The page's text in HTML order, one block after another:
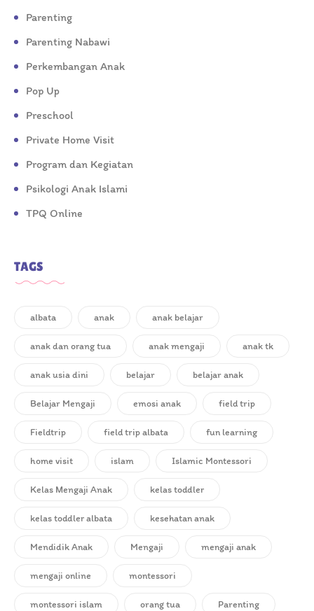
Parenting
Parenting Nabawi
Perkembangan Anak
Pop Up
Preschool
Private Home Visit
Program dan Kegiatan
Psikologi Anak Islami
TPQ Online
TAGS
albata anak anak belajar
anak dan orang tua anak mengaji anak tk
anak usia dini belajar belajar anak
Belajar Mengaji emosi anak field trip
Fieldtrip field trip albata fun learning
home visit islam Islamic Montessori
Kelas Mengaji Anak kelas toddler
kelas toddler albata kesehatan anak
Mendidik Anak Mengaji mengaji anak
mengaji online montessori
montessori islam orang tua Parenting